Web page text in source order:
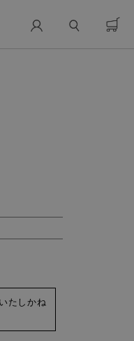
たしかね